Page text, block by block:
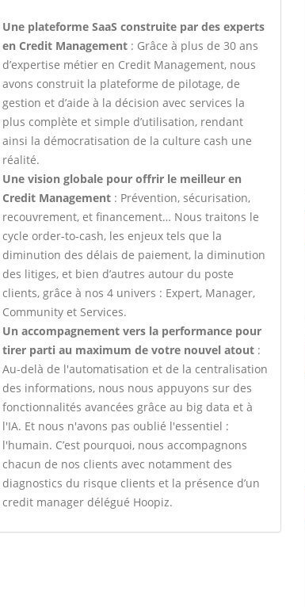
Une plateforme SaaS construite par des experts
en Credit Management: Grâce à plus de 30 ans
d’expertise métier en Credit Management, nous
avons construit la plateforme de pilotage, de
gestion et d’aide à la décision avec services la
plus complète et simple d’utilisation, rendant
ainsi la démocratisation de la culture cash une
réalité.
Une vision globale pour offrir le meilleur en
Credit Management: Prévention, sécurisation,
recouvrement, et financement… Nous traitons le
cycle order-to-cash, les enjeux tels que la
diminution des délais de paiement, la diminution
des litiges, et bien d’autres autour du poste
clients, grâce à nos 4 univers : Expert, Manager,
Community et Services.
Un accompagnement vers la performance pour
tirer parti au maximum de votre nouvel atout:
Au-delà de l'automatisation et de la centralisation
des informations, nous nous appuyons sur des
fonctionnalités avancées grâce au big data et à
l'IA. Et nous n'avons pas oublié l'essentiel :
l'humain. C’est pourquoi, nous accompagnons
chacun de nos clients avec notamment des
diagnostics du risque clients et la présence d’un
credit manager délégué Hoopiz.